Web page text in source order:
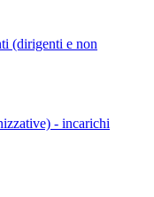
(dirigenti e non
- incarichi